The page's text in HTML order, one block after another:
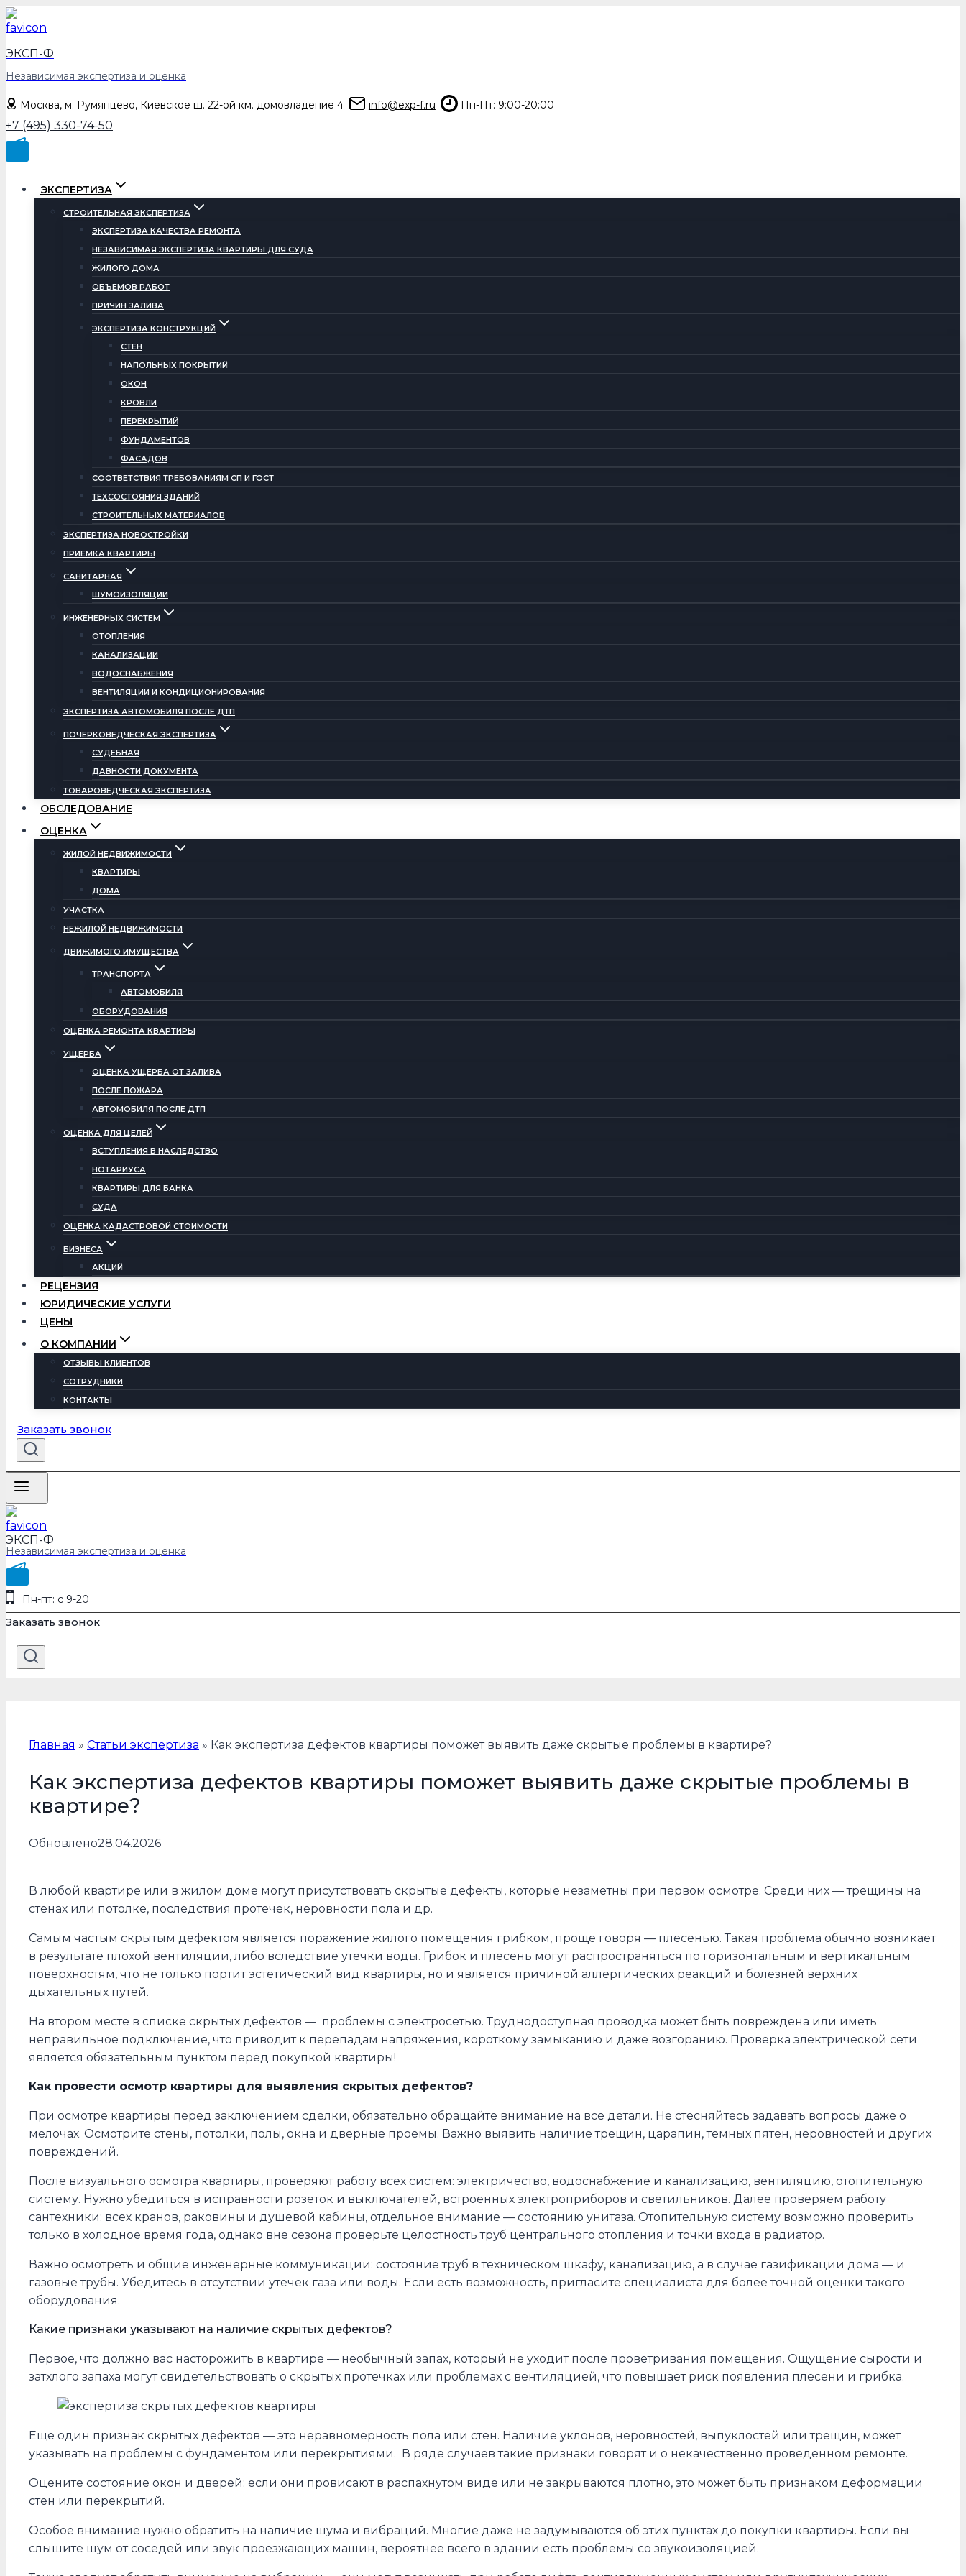
Перейти
к
содержимому
ЭКСП-Ф
Независимая экспертиза и оценка
Москва, м. Румянцево, Киевское ш. 22-ой км. домовладение 4 info@exp-f.ru Пн-Пт: 9:00-20:00
+7 (495) 330-74-50
ЭКСПЕРТИЗА
СТРОИТЕЛЬНАЯ ЭКСПЕРТИЗА
ЭКСПЕРТИЗА КАЧЕСТВА РЕМОНТА
НЕЗАВИСИМАЯ ЭКСПЕРТИЗА КВАРТИРЫ ДЛЯ СУДА
ЖИЛОГО ДОМА
ОБЪЕМОВ РАБОТ
ПРИЧИН ЗАЛИВА
ЭКСПЕРТИЗА КОНСТРУКЦИЙ
СТЕН
НАПОЛЬНЫХ ПОКРЫТИЙ
ОКОН
КРОВЛИ
ПЕРЕКРЫТИЙ
ФУНДАМЕНТОВ
ФАСАДОВ
СООТВЕТСТВИЯ ТРЕБОВАНИЯМ СП И ГОСТ
ТЕХСОСТОЯНИЯ ЗДАНИЙ
СТРОИТЕЛЬНЫХ МАТЕРИАЛОВ
ЭКСПЕРТИЗА НОВОСТРОЙКИ
ПРИЕМКА КВАРТИРЫ
САНИТАРНАЯ
ШУМОИЗОЛЯЦИИ
ИНЖЕНЕРНЫХ СИСТЕМ
ОТОПЛЕНИЯ
КАНАЛИЗАЦИИ
ВОДОСНАБЖЕНИЯ
ВЕНТИЛЯЦИИ И КОНДИЦИОНИРОВАНИЯ
ЭКСПЕРТИЗА АВТОМОБИЛЯ ПОСЛЕ ДТП
ПОЧЕРКОВЕДЧЕСКАЯ ЭКСПЕРТИЗА
СУДЕБНАЯ
ДАВНОСТИ ДОКУМЕНТА
ТОВАРОВЕДЧЕСКАЯ ЭКСПЕРТИЗА
ОБСЛЕДОВАНИЕ
ОЦЕНКА
ЖИЛОЙ НЕДВИЖИМОСТИ
КВАРТИРЫ
ДОМА
УЧАСТКА
НЕЖИЛОЙ НЕДВИЖИМОСТИ
ДВИЖИМОГО ИМУЩЕСТВА
ТРАНСПОРТА
АВТОМОБИЛЯ
ОБОРУДОВАНИЯ
ОЦЕНКА РЕМОНТА КВАРТИРЫ
УЩЕРБА
ОЦЕНКА УЩЕРБА ОТ ЗАЛИВА
ПОСЛЕ ПОЖАРА
АВТОМОБИЛЯ ПОСЛЕ ДТП
ОЦЕНКА ДЛЯ ЦЕЛЕЙ
ВСТУПЛЕНИЯ В НАСЛЕДСТВО
НОТАРИУСА
КВАРТИРЫ ДЛЯ БАНКА
СУДА
ОЦЕНКА КАДАСТРОВОЙ СТОИМОСТИ
БИЗНЕСА
АКЦИЙ
РЕЦЕНЗИЯ
ЮРИДИЧЕСКИЕ УСЛУГИ
ЦЕНЫ
О КОМПАНИИ
ОТЗЫВЫ КЛИЕНТОВ
СОТРУДНИКИ
КОНТАКТЫ
Заказать звонок
ЭКСП-Ф
Независимая экспертиза и оценка
Пн-пт: с 9-20
Заказать звонок
Главная » Статьи экспертиза » Как экспертиза дефектов квартиры поможет выявить даже скрытые проблемы в квартире?
Как экспертиза дефектов квартиры поможет выявить даже скрытые проблемы в
квартире?
Обновлено28.04.2026
В любой квартире или в жилом доме могут присутствовать скрытые дефекты, которые незаметны при первом осмотре. Среди них — трещины на
стенах или потолке, последствия протечек, неровности пола и др.
Самым частым скрытым дефектом является поражение жилого помещения грибком, проще говоря — плесенью. Такая проблема обычно возникает
в результате плохой вентиляции, либо вследствие утечки воды. Грибок и плесень могут распространяться по горизонтальным и вертикальным
поверхностям, что не только портит эстетический вид квартиры, но и является причиной аллергических реакций и болезней верхних
дыхательных путей.
На втором месте в списке скрытых дефектов — проблемы с электросетью. Труднодоступная проводка может быть повреждена или иметь
неправильное подключение, что приводит к перепадам напряжения, короткому замыканию и даже возгоранию. Проверка электрической сети
является обязательным пунктом перед покупкой квартиры!
Как провести осмотр квартиры для выявления скрытых дефектов?
При осмотре квартиры перед заключением сделки, обязательно обращайте внимание на все детали. Не стесняйтесь задавать вопросы даже о
мелочах. Осмотрите стены, потолки, полы, окна и дверные проемы. Важно выявить наличие трещин, царапин, темных пятен, неровностей и других
повреждений.
После визуального осмотра квартиры, проверяют работу всех систем: электричество, водоснабжение и канализацию, вентиляцию, отопительную
систему. Нужно убедиться в исправности розеток и выключателей, встроенных электроприборов и светильников. Далее проверяем работу
сантехники: всех кранов, раковины и душевой кабины, отдельное внимание — состоянию унитаза. Отопительную систему возможно проверить
только в холодное время года, однако вне сезона проверьте целостность труб центрального отопления и точки входа в радиатор.
Важно осмотреть и общие инженерные коммуникации: состояние труб в техническом шкафу, канализацию, а в случае газификации дома — и
газовые трубы. Убедитесь в отсутствии утечек газа или воды. Если есть возможность, пригласите специалиста для более точной оценки такого
оборудования.
Какие признаки указывают на наличие скрытых дефектов?
Первое, что должно вас насторожить в квартире — необычный запах, который не уходит после проветривания помещения. Ощущение сырости и
затхлого запаха могут свидетельствовать о скрытых протечках или проблемах с вентиляцией, что повышает риск появления плесени и грибка.
Еще один признак скрытых дефектов — это неравномерность пола или стен. Наличие уклонов, неровностей, выпуклостей или трещин, может
указывать на проблемы с фундаментом или перекрытиями. В ряде случаев такие признаки говорят и о некачественно проведенном ремонте.
Оцените состояние окон и дверей: если они провисают в распахнутом виде или не закрываются плотно, это может быть признаком деформации
стен или перекрытий.
Особое внимание нужно обратить на наличие шума и вибраций. Многие даже не задумываются об этих пунктах до покупки квартиры. Если вы
слышите шум от соседей или звук проезжающих машин, вероятнее всего в здании есть проблемы со звукоизоляцией.